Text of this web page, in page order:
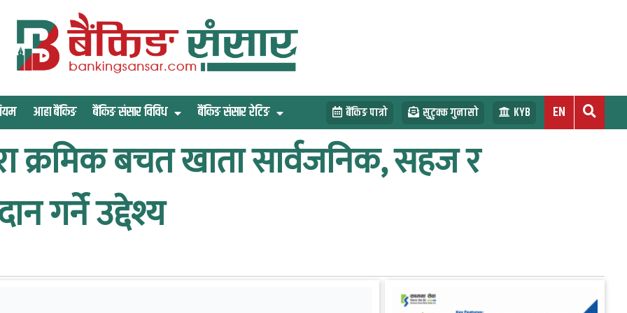
आहा बैंकिङ बैंकिङ संसार विविध बैंकिङ संसार रेटिङ बैंकिङ पात्रो सुटुक्क गुनासो KYB EN
क्रमिक बचत खाता सार्वजनिक, सहज र
गर्ने उद्देश्य